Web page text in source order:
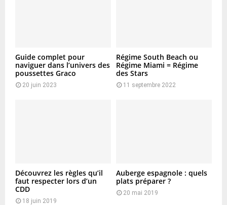
Guide complet pour
naviguer dans l’univers des
poussettes Graco
20 juin 2023
Régime South Beach ou
Régime Miami = Régime
des Stars
11 septembre 2022
Découvrez les règles qu’il
faut respecter lors d’un
CDD
18 juin 2019
Auberge espagnole : quels
plats préparer ?
20 mai 2019